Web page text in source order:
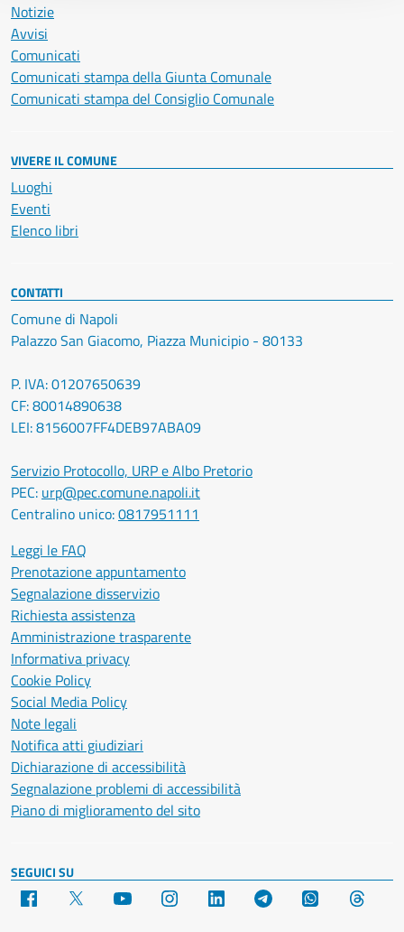
Notizie
Avvisi
Comunicati
Comunicati stampa della Giunta Comunale
Comunicati stampa del Consiglio Comunale
VIVERE IL COMUNE
Luoghi
Eventi
Elenco libri
CONTATTI
Comune di Napoli
Palazzo San Giacomo, Piazza Municipio - 80133
P. IVA: 01207650639
CF: 80014890638
LEI: 8156007FF4DEB97ABA09
Servizio Protocollo, URP e Albo Pretorio
PEC: urp@pec.comune.napoli.it
Centralino unico:0817951111
Leggi le FAQ
Prenotazione appuntamento
Segnalazione disservizio
Richiesta assistenza
Amministrazione trasparente
Informativa privacy
Cookie Policy
Social Media Policy
Note legali
Notifica atti giudiziari
Dichiarazione di accessibilità
Segnalazione problemi di accessibilità
Piano di miglioramento del sito
SEGUICI SU
Facebook YouTube Instagram LinkedIn Telegram WhatsApp